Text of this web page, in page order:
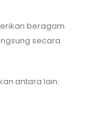
beragam
secara
antara lain: